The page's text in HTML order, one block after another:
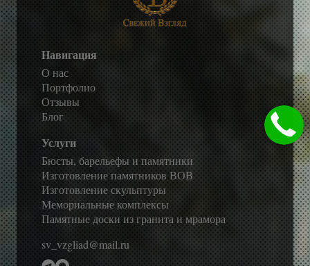
Навигация
О нас
Портфолио
Отзывы
Блог
Услуги
Бюсты, барельефы и памятники
Изготовление памятников ВОВ
Изготовление скульптуры
Мемориальные комплексы
Памятные доски из гранита и мрамора
sv_vzgliad@mail.ru